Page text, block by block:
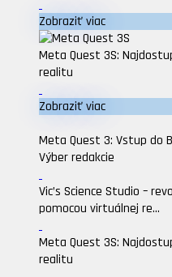
Zobraziť viac
Meta Quest 3S:
realitu
Zobraziť viac
Meta Quest 3: Vstup do
Výber redakcie
Vic’s Science Studio –
pomocou virtuálnej re...
Meta Quest 3S:
realitu